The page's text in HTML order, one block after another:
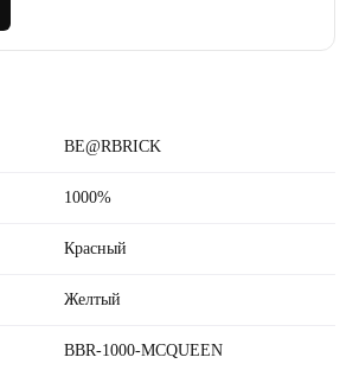
BE@RBRICK
1000%
Красный
Желтый
BBR-1000-MCQUEEN